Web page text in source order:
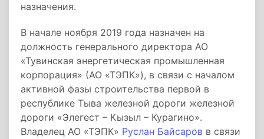
назначения.
В начале ноября 2019 года назначен на
должность генерального директора АО
«Тувинская энергетическая промышленная
корпорация» (АО «ТЭПК»), в связи с началом
активной фазы строительства первой в
республике Тыва железной дороги железной
дороги «Элегест – Кызыл – Курагино».
Владелец АО «ТЭПК» Руслан Байсаров в связи